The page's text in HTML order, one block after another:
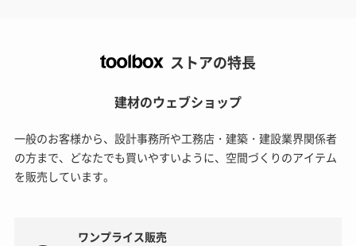
ストアの特長
建材のウェブショップ
一般のお客様から、設計事務所や工務店・建築・建設業界関係者
の方まで、どなたでも買いやすいように、空間づくりのアイテム
を販売しています。
ワンプライス販売